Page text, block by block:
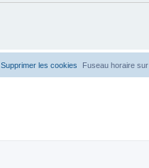
Fuseau horaire sur
Supprimer les cookies